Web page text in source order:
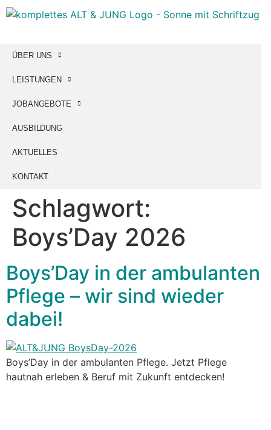
ÜBER UNS
LEISTUNGEN
JOBANGEBOTE
AUSBILDUNG
AKTUELLES
KONTAKT
Schlagwort:
Boys’Day 2026
Boys’Day in der ambulanten
Pflege – wir sind wieder
dabei!
Boys’Day in der ambulanten Pflege. Jetzt Pflege
hautnah erleben & Beruf mit Zukunft entdecken!